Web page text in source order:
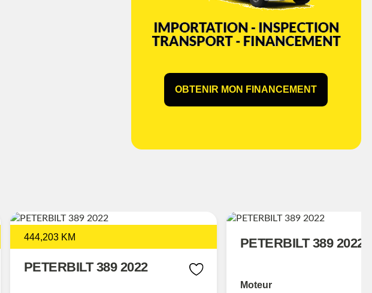
OBTENIR MON FINANCEMENT
444,203 KM
PETERBILT 389 2022
PETERBILT 389 2022
Moteur